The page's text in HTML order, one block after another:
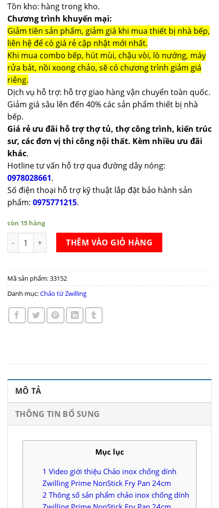
Tồn kho: hàng trong kho.
Chương trình khuyến mại:
Giảm tiền sản phẩm, giảm giá khi mua thiết bị nhà bếp,
liên hệ để có giá rẻ cập nhật mới nhất.
Khi mua combo bếp, hút mùi, chậu vòi, lò nướng, máy
rửa bát, nồi xoong chảo, sẽ có chương trình giảm giá
riêng.
Dịch vụ hỗ trợ: hỗ trợ giao hàng vận chuyển toàn quốc.
Giảm giá sâu lên đến 40% các sản phẩm thiết bị nhà
bếp.
Giá rẻ ưu đãi hỗ trợ thợ tủ, thợ công trình, kiến trúc
sư, các đơn vị thi công nội thất. Kèm nhiều ưu đãi
khác.
Hotline tư vấn hỗ trợ qua đường dây nóng:
0978028661.
Số điện thoại hỗ trợ kỹ thuật lắp đặt bảo hành sản
phẩm: 0975771215.
còn 15 hàng
Chảo inox chống dính Zwilling Prime NonStick Fry Pan 24cm
THÊM VÀO GIỎ HÀNG
Mã sản phẩm:33152
Danh mục:Chảo từ Zwilling
MÔ TẢ
THÔNG TIN BỔ SUNG
Mục lục
1 Video giới thiệu Chảo inox chống dính
Zwilling Prime NonStick Fry Pan 24cm
2 Thông số sản phẩm chảo inox chống dính